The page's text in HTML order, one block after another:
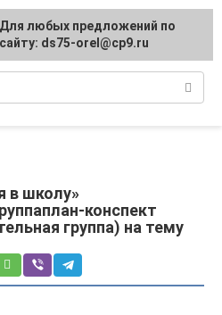
в школу»
конспект
группа) на тему
Для любых предложений по
сайту: ds75-orel@cp9.ru